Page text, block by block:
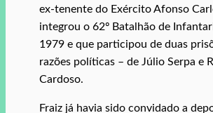
ex-tenente do Exército Afonso
integrou o 62º Batalhão de
1979 e que participou de duas
razões políticas – de Júlio Serpa e
Cardoso.
Fraiz já havia sido convidado a